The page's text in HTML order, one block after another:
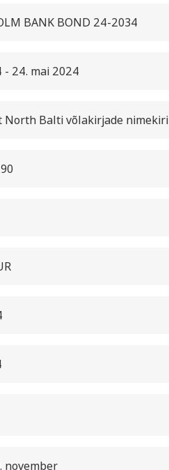
BANK BOND 24-2034
- 24. mai 2024
North Balti võlakirjade nimekiri
november